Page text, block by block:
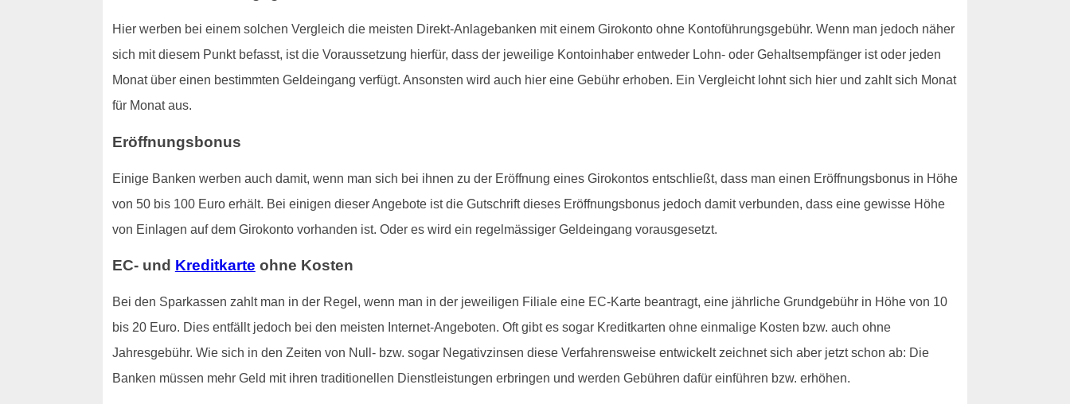
Hier werben bei einem solchen Vergleich die meisten Direkt-Anlagebanken mit einem Girokonto ohne Kontoführungsgebühr. Wenn man jedoch näher
sich mit diesem Punkt befasst, ist die Voraussetzung hierfür, dass der jeweilige Kontoinhaber entweder Lohn- oder Gehaltsempfänger ist oder jeden
Monat über einen bestimmten Geldeingang verfügt. Ansonsten wird auch hier eine Gebühr erhoben. Ein Vergleicht lohnt sich hier und zahlt sich Monat
für Monat aus.
Eröffnungsbonus
Einige Banken werben auch damit, wenn man sich bei ihnen zu der Eröffnung eines Girokontos entschließt, dass man einen Eröffnungsbonus in Höhe
von 50 bis 100 Euro erhält. Bei einigen dieser Angebote ist die Gutschrift dieses Eröffnungsbonus jedoch damit verbunden, dass eine gewisse Höhe
von Einlagen auf dem Girokonto vorhanden ist. Oder es wird ein regelmässiger Geldeingang vorausgesetzt.
EC- und Kreditkarte ohne Kosten
Bei den Sparkassen zahlt man in der Regel, wenn man in der jeweiligen Filiale eine EC-Karte beantragt, eine jährliche Grundgebühr in Höhe von 10
bis 20 Euro. Dies entfällt jedoch bei den meisten Internet-Angeboten. Oft gibt es sogar Kreditkarten ohne einmalige Kosten bzw. auch ohne
Jahresgebühr. Wie sich in den Zeiten von Null- bzw. sogar Negativzinsen diese Verfahrensweise entwickelt zeichnet sich aber jetzt schon ab: Die
Banken müssen mehr Geld mit ihren traditionellen Dienstleistungen erbringen und werden Gebühren dafür einführen bzw. erhöhen.